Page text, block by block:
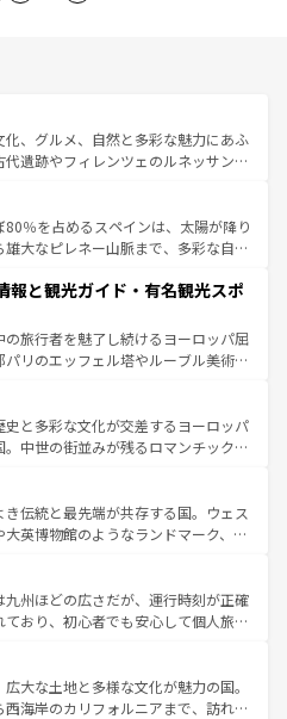
化、グルメ、自然と多彩な魅力にあふ
代遺跡やフィレンツェのルネッサンス
しい田園風景やアマルフィ海岸の絶
見逃せない。観光の合間には、本場の
品のイタリア料理を堪能することも
で、忘れられない旅をしてみよう！
情報は
80％を占めるスペインは、太陽が降り
大なピレネー山脈まで、多彩な自然
は、情熱的なフラメンコ、熱気あふ
しいタパスが生活の一部となってい
の洗練された雰囲気や、バルセロナの
ら、地方では古代ローマ遺跡や中世
土や気候が異なるスペインはその個
性で訪れる人を魅了する。 なお、新着のスペイン情報は コ
してほしい。
報と観光ガイド・有名観光スポ
の旅行者を魅了し続けるヨーロッパ屈
リのエッフェル塔やルーブル美術館
っている。華麗な宮殿、歴史的な大
、そして豊かな自然が、訪れる者を心
、フランスは美食の国としても知ら
祥地であるランス、プロヴァンスの
など、多彩な楽しみ方が可能だ。さ
域にも魅力が溢れており、どの街角に
それぞれで全く異なる文化を体験で
う。 なお、新着のフランス情報はコンテンツ一覧
史と多彩な文化が交差するヨーロッパ
中世の街並みが残るロマンチック街
こを歩いても飽きることがない。ベ
バイエルン州のアルプスの絶景、そ
ワイン畑といった風景は必見。ビール
体験してほしい。 なお、新着の
ンツ一覧を参照してほしい。
伝統と最先端が共存する国。ウェス
大英博物館のようなランドマーク、歴
がある。また、優雅なアフタヌーン
にはたまらない英国パブ、サッカー観
そできる体験も豊富。イギリスを旅
しい。
九州ほどの広さだが、運行時刻が正確
おり、初心者でも安心して個人旅行
町や、スイスならではのユニークな
ス観光だけでなく町歩きも満喫する
所得が高いため物価も高いが、旅行
大な土地と多様な文化が魅力の国。
海岸のカリフォルニアまで、訪れる